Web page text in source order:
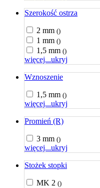
Szerokość ostrza
2 mm ()
1 mm ()
1,5 mm ()
więcej...ukryj
Wznoszenie
1,5 mm ()
więcej...ukryj
Promień (R)
3 mm ()
więcej...ukryj
Stożek stopki
MK 2 ()